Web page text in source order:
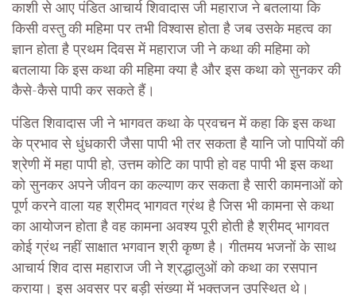
काशी से आए पंडित आचार्य शिवादास जी महाराज ने बतलाया कि
किसी वस्तु की महिमा पर तभी विश्वास होता है जब उसके महत्व का
ज्ञान होता है प्रथम दिवस में महाराज जी ने कथा की महिमा को
बतलाया कि इस कथा की महिमा क्या है और इस कथा को सुनकर की
कैसे-कैसे पापी कर सकते हैं।
पंडित शिवादास जी ने भागवत कथा के प्रवचन में कहा कि इस कथा
के प्रभाव से धुंधकारी जैसा पापी भी तर सकता है यानि जो पापियों की
श्रेणी में महा पापी हो, उत्तम कोटि का पापी हो वह पापी भी इस कथा
को सुनकर अपने जीवन का कल्याण कर सकता है सारी कामनाओं को
पूर्ण करने वाला यह श्रीमद् भागवत ग्रंथ है जिस भी कामना से कथा
का आयोजन होता है वह कामना अवश्य पूरी होती है श्रीमद् भागवत
कोई ग्रंथ नहीं साक्षात भगवान श्री कृष्ण है। गीतमय भजनों के साथ
आचार्य शिव दास महाराज जी ने श्रद्धालुओं को कथा का रसपान
कराया। इस अवसर पर बड़ी संख्या में भक्तजन उपस्थित थे।